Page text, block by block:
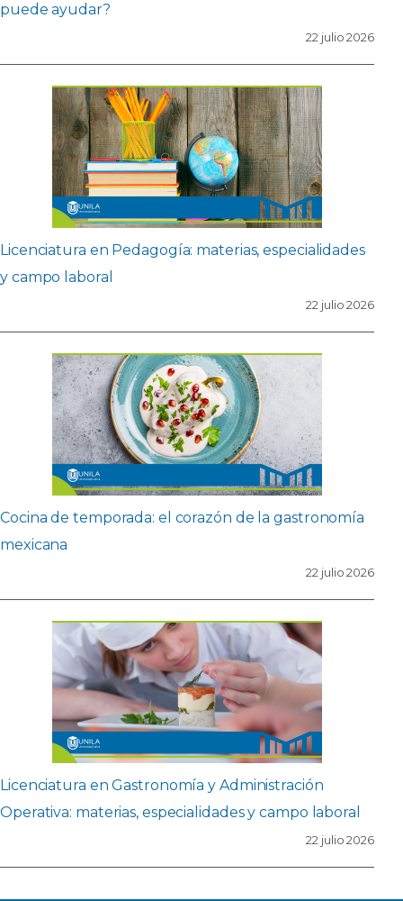
puede ayudar?
22 julio 2026
Licenciatura en Pedagogía: materias, especialidades
y campo laboral
22 julio 2026
Cocina de temporada: el corazón de la gastronomía
mexicana
22 julio 2026
Licenciatura en Gastronomía y Administración
Operativa: materias, especialidades y campo laboral
22 julio 2026